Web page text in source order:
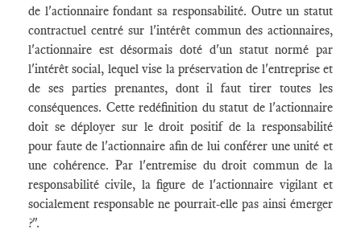
de l'actionnaire fondant sa responsabilité. Outre un statut
contractuel centré sur l'intérêt commun des actionnaires,
l'actionnaire est désormais doté d'un statut normé par
l'intérêt social, lequel vise la préservation de l'entreprise et
de ses parties prenantes, dont il faut tirer toutes les
conséquences. Cette redéfinition du statut de l'actionnaire
doit se déployer sur le droit positif de la responsabilité
pour faute de l'actionnaire afin de lui conférer une unité et
une cohérence. Par l'entremise du droit commun de la
responsabilité civile, la figure de l'actionnaire vigilant et
socialement responsable ne pourrait-elle pas ainsi émerger
?".